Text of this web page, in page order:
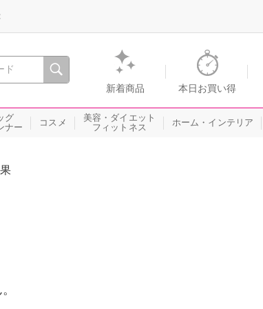
間を。通販・テレビショッピングのショップチャンネル
新着商品 本日お買い得
グ
ナー
コスメ
美容・ダイエット
フィットネス
ホーム・インテリア